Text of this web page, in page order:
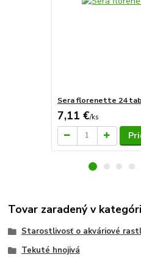
Sera florenette 24
7,11 €/ks
Tovar zaradený v
Starostlivosť o akváriové
Tekuté hnojivá